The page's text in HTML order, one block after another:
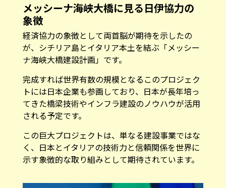
メッシーナ海峡大橋に見る日伊協力の
象徴
経済協力の象徴として両首脳が期待を示したの
が、シチリア島とイタリア本土を結ぶ「メッシー
ナ海峡大橋建設計画」です。
完成すれば世界有数の規模となるこのプロジェク
トには日本企業も参画しており、日本が長年培っ
てきた橋梁技術やインフラ建設のノウハウが活用
される予定です。
この巨大プロジェクトは、単なる建設事業ではな
く、日本とイタリアの技術力と信頼関係を世界に
示す象徴的な取り組みとして期待されています。